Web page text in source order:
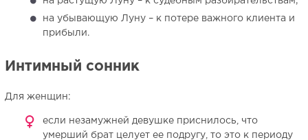
на убывающую Луну – к потере важного клиента и
прибыли.
Интимный сонник
Для женщин:
если незамужней девушке приснилось, что
умерший брат целует ее подругу, то это к периоду